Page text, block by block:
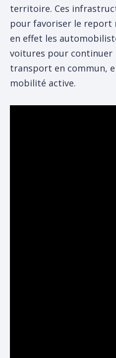
territoire. Ces
pour favoriser le report
en effet les
voitures pour continuer
transport en commun,
mobilité active.